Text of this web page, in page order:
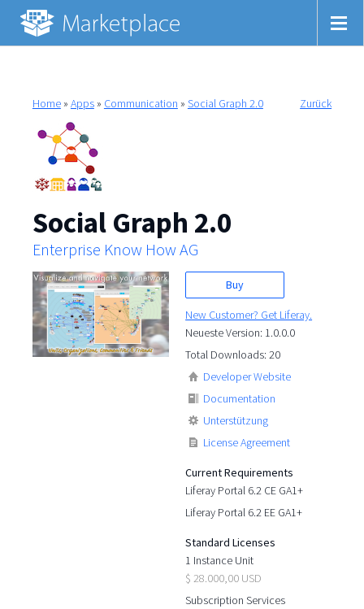
Home» Apps» Communication » Social Graph 2.0 Zurück
Social Graph 2.0
Enterprise Know How AG
Buy
New Customer? Get Liferay.
Neueste Version: 1.0.0.0
Total Downloads: 20
Developer Website
Documentation
Unterstützung
License Agreement
Current Requirements
Liferay Portal 6.2 CE GA1+
Liferay Portal 6.2 EE GA1+
Standard Licenses
1 Instance Unit
$ 28.000,00 USD
Subscription Services